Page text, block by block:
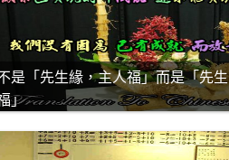
是「先生緣，主人福」而是「先
」